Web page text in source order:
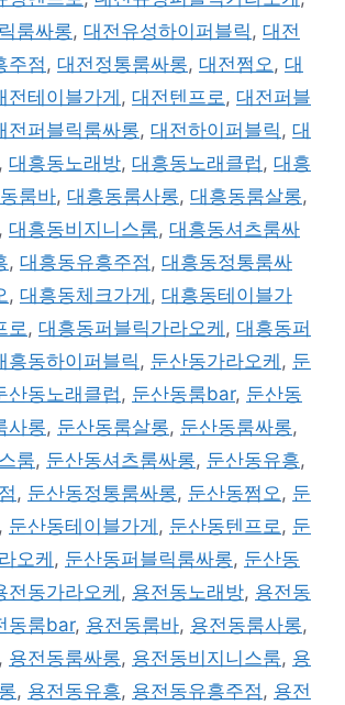
룸싸롱, 대전유성하이퍼블릭 , 대전
주점, 대전정통룸싸롱, 대전쩜오 , 대
전테이블가게 , 대전텐프로 , 대전퍼블
전퍼블릭룸싸롱, 대전하이퍼블릭 , 대
, 대흥동노래방, 대흥동노래클럽 , 대흥
룸바, 대흥동룸사롱, 대흥동룸살롱,
, 대흥동비지니스룸, 대흥동셔츠룸싸
, 대흥동유흥주점 , 대흥동정통룸싸
, 대흥동체크가게 , 대흥동테이블가
로 , 대흥동퍼블릭가라오케 , 대흥동퍼
흥동하이퍼블릭 , 둔산동가라오케 , 둔
산동노래클럽 , 둔산동룸bar, 둔산동
사롱, 둔산동룸살롱, 둔산동룸싸롱,
룸, 둔산동셔츠룸싸롱, 둔산동유흥,
, 둔산동정통룸싸롱, 둔산동쩜오 , 둔
, 둔산동테이블가게 , 둔산동텐프로 , 둔
오케, 둔산동퍼블릭룸싸롱, 둔산동
전동가라오케 , 용전동노래방, 용전동
동룸bar, 용전동룸바, 용전동룸사롱,
, 용전동룸싸롱, 용전동비지니스룸, 용
, 용전동유흥, 용전동유흥주점 , 용전